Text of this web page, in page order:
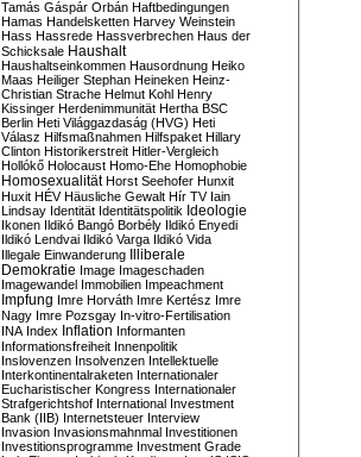
Tamás Gáspár Orbán Haftbedingungen
Hamas Handelsketten Harvey Weinstein
Hass Hassrede Hassverbrechen Haus der
Schicksale Haushalt
Haushaltseinkommen Hausordnung Heiko
Maas Heiliger Stephan Heineken Heinz-
Christian Strache Helmut Kohl Henry
Kissinger Herdenimmunität Hertha BSC
Berlin Heti Világgazdaság (HVG) Heti
Válasz Hilfsmaßnahmen Hilfspaket Hillary
Clinton Historikerstreit Hitler-Vergleich
Hollókő Holocaust Homo-Ehe Homophobie
Homosexualität Horst Seehofer Hunxit
Huxit HÉV Häusliche Gewalt Hír TV Iain
Lindsay Identität Identitätspolitik Ideologie
Ikonen Ildikó Bangó Borbély Ildikó Enyedi
Ildikó Lendvai Ildikó Varga Ildikó Vida
Illegale Einwanderung Illiberale
Demokratie Image Imageschaden
Imagewandel Immobilien Impeachment
Impfung Imre Horváth Imre Kertész Imre
Nagy Imre Pozsgay In-vitro-Fertilisation
INA Index Inflation Informanten
Informationsfreiheit Innenpolitik
Inslovenzen Insolvenzen Intellektuelle
Interkontinentalraketen Internationaler
Eucharistischer Kongress Internationaler
Strafgerichtshof International Investment
Bank (IIB) Internetsteuer Interview
Invasion Invasionsmahnmal Investitionen
Investitionsprogramme Investment Grade